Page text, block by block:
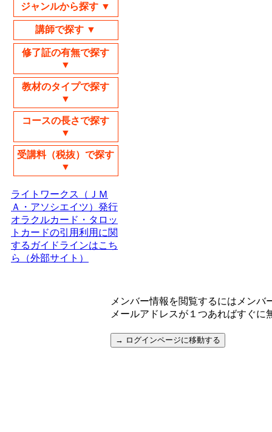
ジャンルから探す ▼
講師で探す ▼
修了証の有無で探す
▼
教材のタイプで探す
▼
コースの長さで探す
▼
受講料（税抜）で探す
▼
ライトワークス（ＪＭ
Ａ・アソシエイツ）発行
オラクルカード・タロッ
トカードの引用利用に関
するガイドラインはこち
ら（外部サイト）
メンバー情報を閲覧するにはメン
メールアドレスが１つあればすぐに